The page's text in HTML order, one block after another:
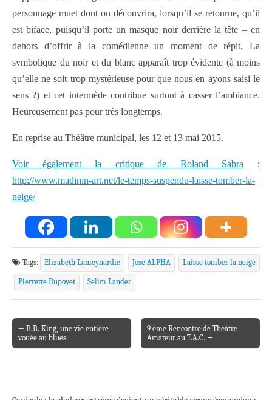
personnage muet dont on découvrira, lorsqu’il se retourne, qu’il
est biface, puisqu’il porte un masque noir derrière la tête – en
dehors d’offrir à la comédienne un moment de répit. La
symbolique du noir et du blanc apparaît trop évidente (à moins
qu’elle ne soit trop mystérieuse pour que nous en ayons saisi le
sens ?) et cet intermède contribue surtout à casser l’ambiance.
Heureusement pas pour très longtemps.
En reprise au Théâtre municipal, les 12 et 13 mai 2015.
Voir également la critique de Roland Sabra :
http://www.madinin-art.net/le-temps-suspendu-laisse-tomber-la-
neige/
Tags: Elizabeth Lameynardie Jose ALPHA Laisse tomber la neige
Pierrette Dupoyet Selim Lander
Post navigation
← B.B. King, une vie entière
vouée au blues
9 ème Rencontre de Théâtre
Amateur au T.A.C. →